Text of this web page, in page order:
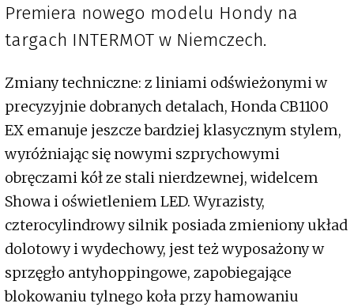
Premiera nowego modelu Hondy na
targach INTERMOT w Niemczech.
Zmiany techniczne: z liniami odświeżonymi w
precyzyjnie dobranych detalach, Honda CB1100
EX emanuje jeszcze bardziej klasycznym stylem,
wyróżniając się nowymi szprychowymi
obręczami kół ze stali nierdzewnej, widelcem
Showa i oświetleniem LED. Wyrazisty,
czterocylindrowy silnik posiada zmieniony układ
dolotowy i wydechowy, jest też wyposażony w
sprzęgło antyhoppingowe, zapobiegające
blokowaniu tylnego koła przy hamowaniu